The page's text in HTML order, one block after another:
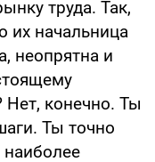
труда. Так,
их начальница
неопрятна и
Нет, конечно. Ты
Ты точно